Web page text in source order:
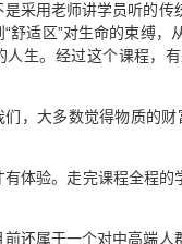
是采用老师讲学员听的
“舒适区”对生命的束缚
人生。经过这个课程，
们，大多数觉得物质的
有体验。走完课程全程
前还属于一个对中高端